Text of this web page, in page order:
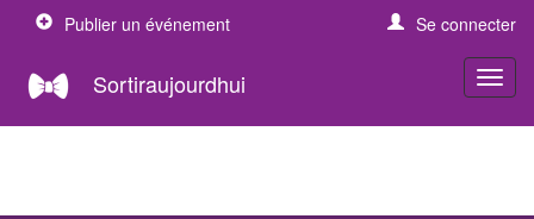
Publier un événement Se connecter
Sortiraujourdhui